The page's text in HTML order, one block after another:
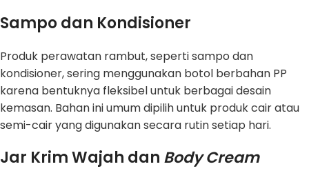
Sampo dan Kondisioner
Produk perawatan rambut, seperti sampo dan
kondisioner, sering menggunakan botol berbahan PP
karena bentuknya fleksibel untuk berbagai desain
kemasan. Bahan ini umum dipilih untuk produk cair atau
semi-cair yang digunakan secara rutin setiap hari.
Jar Krim Wajah dan Body Cream